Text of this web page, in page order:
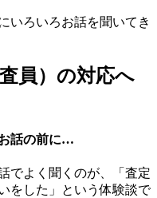
いろいろお話を聞いてき
員）の対応へ
話の前に…
でよく聞くのが、「査定
をした」という体験談で